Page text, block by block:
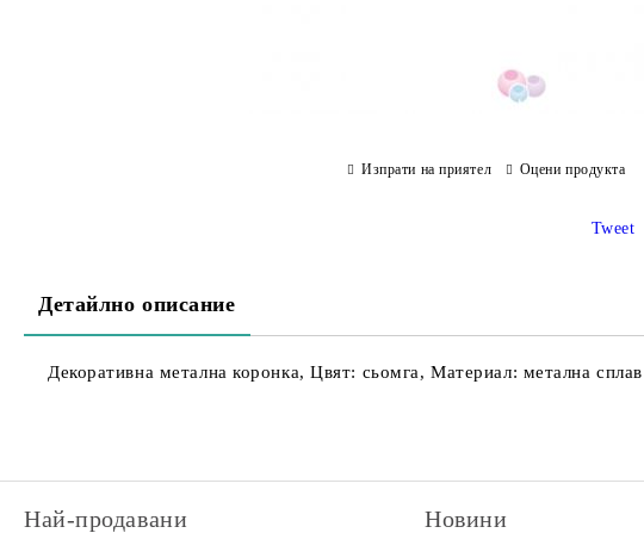
Изпрати на приятел Оцени продукта
Tweet
Детайлно описание
Декоративна метална коронка, Цвят: сьомга, Материал: метална
Най-продавани Новини